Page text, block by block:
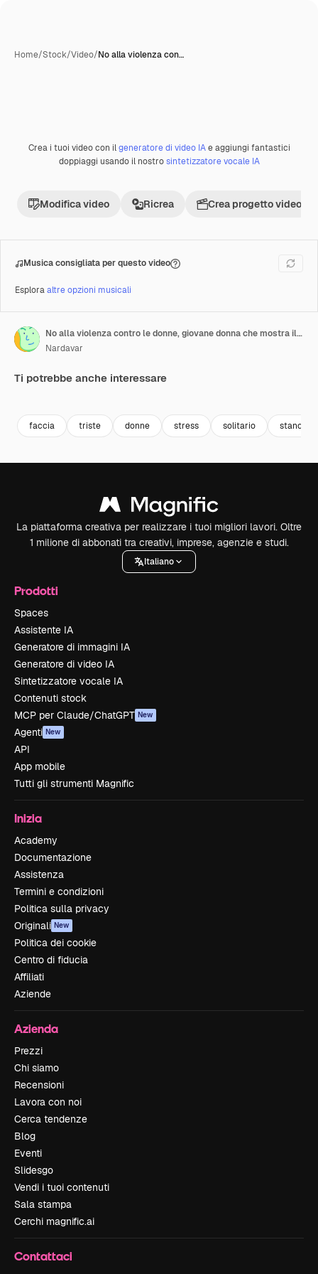
Home/Stock/Video/No alla violenza con…
Premium
Crea i tuoi video con ilgeneratore di video IAe aggiungi fantastici
doppiaggi usando il nostrosintetizzatore vocale IA
Modifica video Ricrea Crea progetto video
Musica consigliata per questo video
Esploraaltre opzioni musicali
No alla violenza contro le donne, giovane donna che mostra il palmo della mano
Nardavar
Ti potrebbe anche interessare
faccia triste donne stress solitario stanco
La piattaforma creativa per realizzare i tuoi migliori lavori. Oltre
1 milione di abbonati tra creativi, imprese, agenzie e studi.
Italiano
Prodotti
Spaces
Assistente IA
Generatore di immagini IA
Generatore di video IA
Sintetizzatore vocale IA
Contenuti stock
MCP per Claude/ChatGPT New
Agenti New
API
App mobile
Tutti gli strumenti Magnific
Inizia
Academy
Documentazione
Assistenza
Termini e condizioni
Politica sulla privacy
Originali New
Politica dei cookie
Centro di fiducia
Affiliati
Aziende
Azienda
Prezzi
Chi siamo
Recensioni
Lavora con noi
Cerca tendenze
Blog
Eventi
Slidesgo
Vendi i tuoi contenuti
Sala stampa
Cerchi magnific.ai
Contattaci